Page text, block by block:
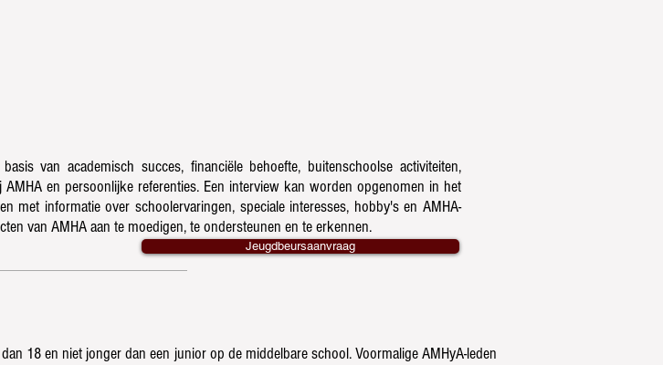
van academisch succes, financiële behoefte, buitenschoolse activiteiten,
en persoonlijke referenties. Een interview kan worden opgenomen in het
met informatie over schoolervaringen, speciale interesses, hobby's en AMHA-
van AMHA aan te moedigen, te ondersteunen en te erkennen.
Jeugdbeursaanvraag
18 en niet jonger dan een junior op de middelbare school. Voormalige AMHyA-leden